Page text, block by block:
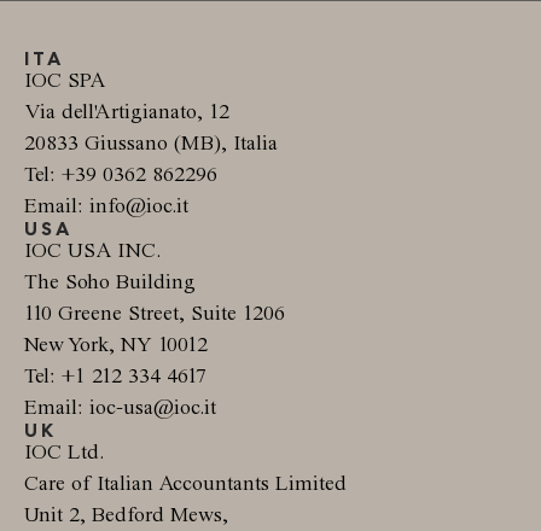
ITA
IOC SPA
Via dell'Artigianato, 12
20833 Giussano (MB), Italia
Tel: +39 0362 862296
Email: info@ioc.it
USA
IOC USA INC.
The Soho Building
110 Greene Street, Suite 1206
New York, NY 10012
Tel: +1 212 334 4617
Email: ioc-usa@ioc.it
UK
IOC Ltd.
Care of Italian Accountants Limited
Unit 2, Bedford Mews,